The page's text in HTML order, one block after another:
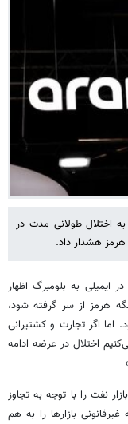
اختلال طولانی مدت در
هرمز هشدار داد.
ایمیلی به بلومبرگ اظهار
هرمز از سر گرفته شود،
اما اگر تجارت و کشتیرانی
اختلال در عرضه ادامه
نفت را با توجه به تجاوز
بازارها را به هم